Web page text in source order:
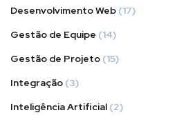
Desenvolvimento Web (17)
Gestão de Equipe (14)
Gestão de Projeto (15)
Integração (3)
Inteligência Artificial (2)